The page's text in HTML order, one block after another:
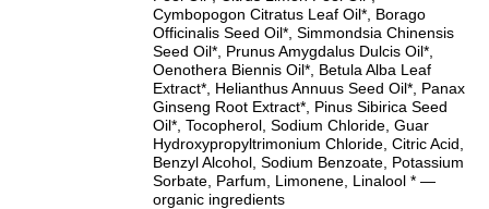
Cymbopogon Citratus Leaf Oil*, Borago
Officinalis Seed Oil*, Simmondsia Chinensis
Seed Oil*, Prunus Amygdalus Dulcis Oil*,
Oenothera Biennis Oil*, Betula Alba Leaf
Extract*, Helianthus Annuus Seed Oil*, Panax
Ginseng Root Extract*, Pinus Sibirica Seed
Oil*, Tocopherol, Sodium Chloride, Guar
Hydroxypropyltrimonium Chloride, Citric Acid,
Benzyl Alcohol, Sodium Benzoate, Potassium
Sorbate, Parfum, Limonene, Linalool * —
organic ingredients